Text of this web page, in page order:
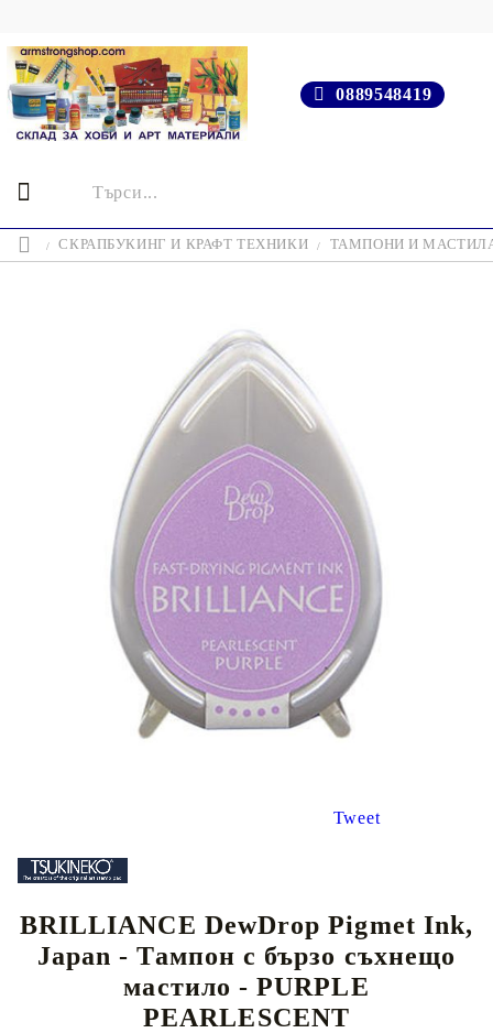
0889548419
СКРАПБУКИНГ И КРАФТ ТЕХНИКИ ТАМПОНИ И
Tweet
BRILLIANCE DewDrop Pigmet Ink,
Japan - Тампон с бързо съхнещо
мастило - PURPLE
PEARLESCENT